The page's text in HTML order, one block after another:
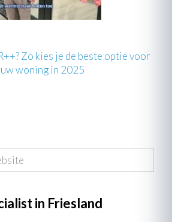
Zo kies je de beste optie voor
woning in 2025
in Friesland